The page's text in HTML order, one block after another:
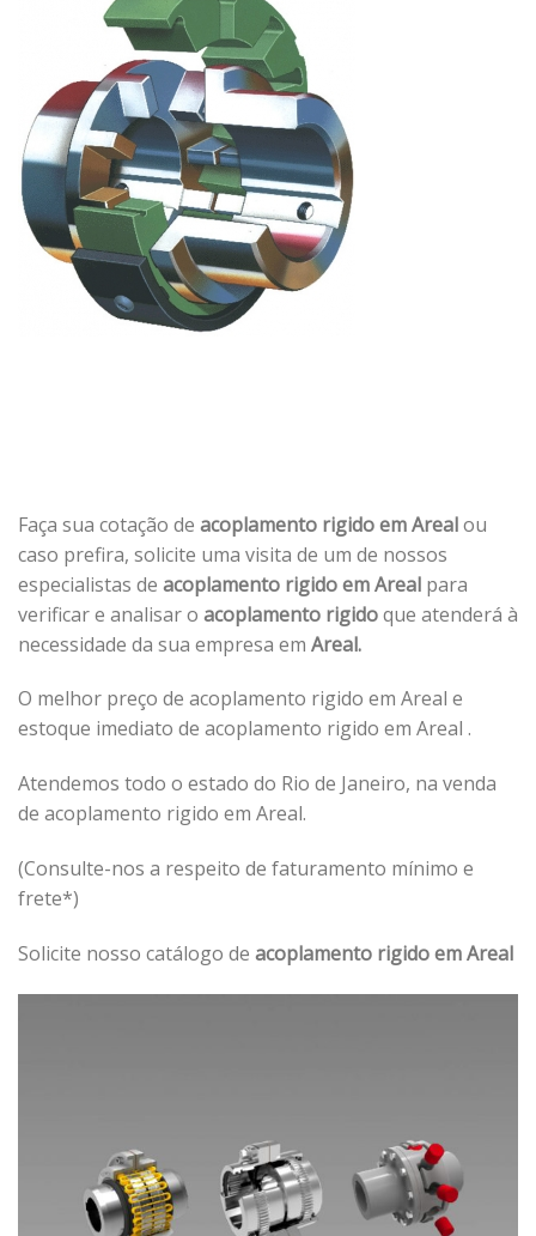
Faça sua cotação de acoplamento rigido em Arealou
caso prefira, solicite uma visita de um de nossos
especialistas de acoplamento rigido em Areal para
verificar e analisar o acoplamento rigidoque atenderá à
necessidade da sua empresa em Areal.
O melhor preço de acoplamento rigido em Areal e
estoque imediato de acoplamento rigido em Areal .
Atendemos todo o estado do Rio de Janeiro, na venda
de acoplamento rigido em Areal.
(Consulte-nos a respeito de faturamento mínimo e
frete*)
Solicite nosso catálogo de acoplamento rigido em Areal